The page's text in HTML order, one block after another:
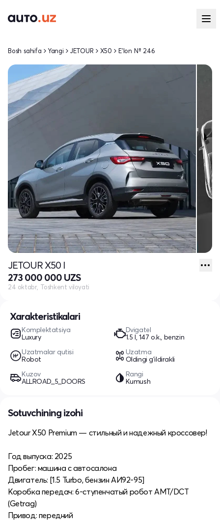
Xarakteristikalari
Komplektatsiya
Luxury
Dvigatel
1.5 l, 147 o.k., benzin
Uzatmalar qutisi
Robot
Uzatma
Oldingi g'ildirakli
Kuzov
ALLROAD_5_DOORS
Rangi
Kumush
Bosh sahifa Yangi JETOUR X50 E'lon № 246
JETOUR X50 I
273 000 000 UZS
24 oktabr, Toshkent viloyati
Sotuvchining izohi
Jetour X50 Premium — стильный и надежный кроссовер!
Год выпуска: 2025
Пробег: машина с автосалона
Двигатель: [1.5 Turbo, бензин АИ92-95]
Коробка передач: 6‑ступенчатый робот AMT/DCT
(Getrag)
Привод: передний